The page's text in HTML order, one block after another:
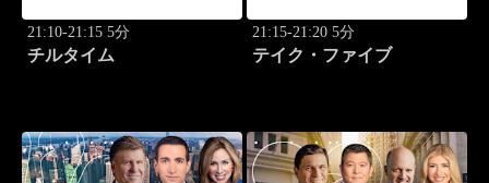
21:10-21:15 5分
チルタイム
21:15-21:20 5分
テイク・ファイブ